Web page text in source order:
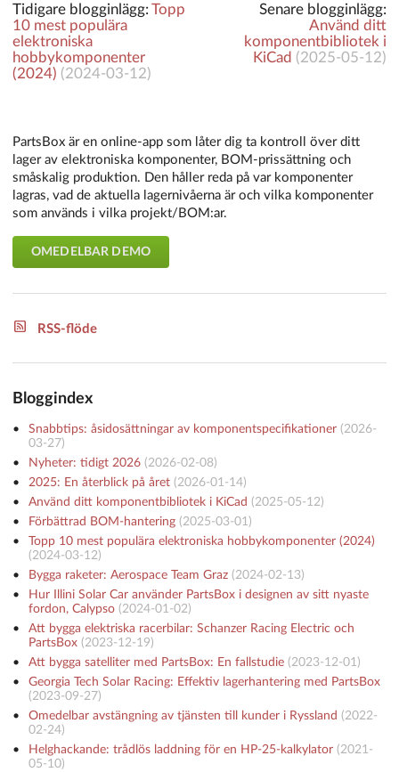
Tidigare blogginlägg:Topp
10 mest populära
elektroniska
hobbykomponenter
(2024) (2024-03-12)
Senare blogginlägg:
Använd ditt
komponentbibliotek i
KiCad (2025-05-12)
PartsBox är en online-app som låter dig ta kontroll över ditt
lager av elektroniska komponenter, BOM-prissättning och
småskalig produktion. Den håller reda på var komponenter
lagras, vad de aktuella lagernivåerna är och vilka komponenter
som används i vilka projekt/BOM:ar.
OMEDELBAR DEMO
RSS-flöde
Bloggindex
Snabbtips: åsidosättningar av komponentspecifikationer(2026-
03-27)
Nyheter: tidigt 2026(2026-02-08)
2025: En återblick på året(2026-01-14)
Använd ditt komponentbibliotek i KiCad (2025-05-12)
Förbättrad BOM-hantering(2025-03-01)
Topp 10 mest populära elektroniska hobbykomponenter (2024)
(2024-03-12)
Bygga raketer: Aerospace Team Graz(2024-02-13)
Hur Illini Solar Car använder PartsBox i designen av sitt nyaste
fordon, Calypso(2024-01-02)
Att bygga elektriska racerbilar: Schanzer Racing Electric och
PartsBox(2023-12-19)
Att bygga satelliter med PartsBox: En fallstudie(2023-12-01)
Georgia Tech Solar Racing: Effektiv lagerhantering med PartsBox
(2023-09-27)
Omedelbar avstängning av tjänsten till kunder i Ryssland (2022-
02-24)
Helghackande: trådlös laddning för en HP-25-kalkylator(2021-
05-10)